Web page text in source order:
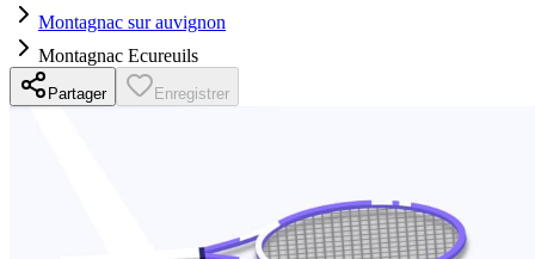
Montagnac sur auvignon
Montagnac Ecureuils
Partager Enregistrer